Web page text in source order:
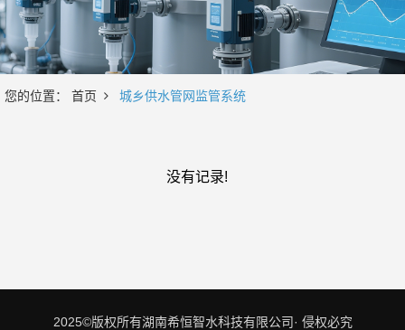
您的位置： 首页 城乡供水管网监管系统
没有记录!
2025©版权所有湖南希恒智水科技有限公司· 侵权必究